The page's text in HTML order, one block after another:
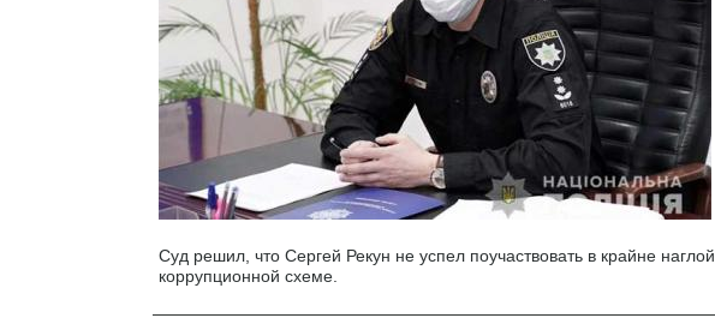
Суд решил, что Сергей Рекун не успел поучаствовать в крайне наглой
коррупционной схеме.